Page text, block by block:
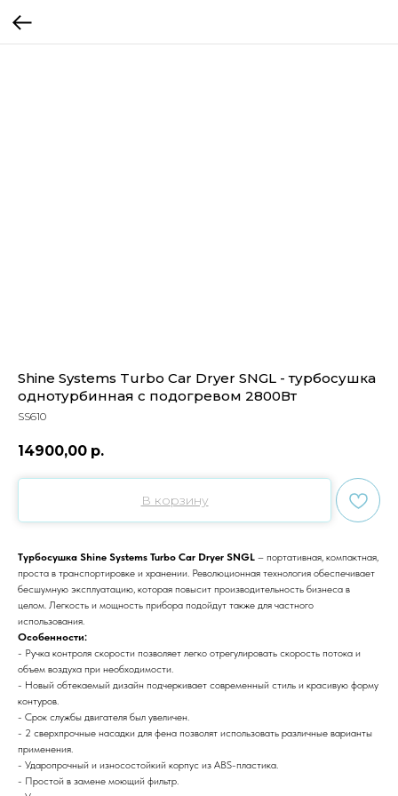
Shine Systems Turbo Car Dryer SNGL - турбосушка
однотурбинная с подогревом 2800Вт
SS610
14900,00 р.
В корзину
Турбосушка Shine Systems Turbo Car Dryer SNGL – портативная, компактная,
проста в транспортировке и хранении. Революционная технология обеспечивает
бесшумную эксплуатацию, которая повысит производительность бизнеса в
целом. Легкость и мощность прибора подойдут также для частного
использования.
Особенности:
- Ручка контроля скорости позволяет легко отрегулировать скорость потока и
объем воздуха при необходимости.
- Новый обтекаемый дизайн подчеркивает современный стиль и красивую форму
контуров.
- Срок службы двигателя был увеличен.
- 2 сверхпрочные насадки для фена позволят использовать различные варианты
применения.
- Ударопрочный и износостойкий корпус из ABS-пластика.
- Простой в замене моющий фильтр.